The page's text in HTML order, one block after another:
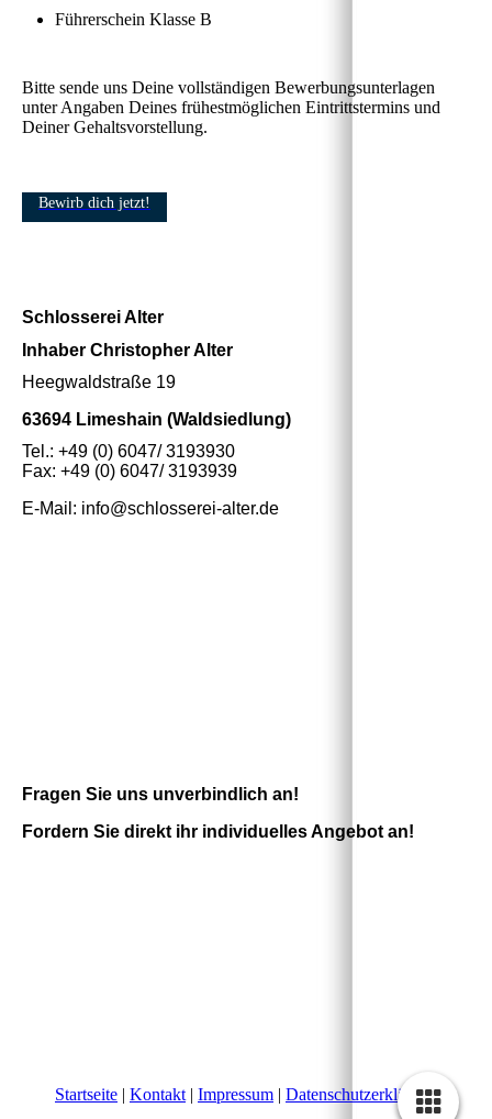
Führerschein Klasse B
Bitte sende uns Deine vollständigen Bewerbungsunterlagen
unter Angaben Deines frühestmöglichen Eintrittstermins und
Deiner Gehaltsvorstellung.
Bewirb dich jetzt!
Schlosserei Alter
Inhaber Christopher Alter
Heegwaldstraße 19
63694 Limeshain (Waldsiedlung)
Tel.: +49 (0) 6047/ 3193930
Fax: +49 (0) 6047/ 3193939
E-Mail: info@schlosserei-alter.de
Fragen Sie uns unverbindlich an!
Fordern Sie direkt ihr individuelles Angebot an!
Startseite | Kontakt | Impressum | Datenschutzerklärung